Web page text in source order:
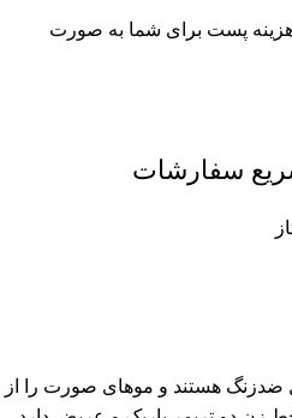
میلیون و 500 هزار تومان شود هزینه پست برای شما به صورت
سفارشات
ضدزنگ هستند و موهای صورت را از